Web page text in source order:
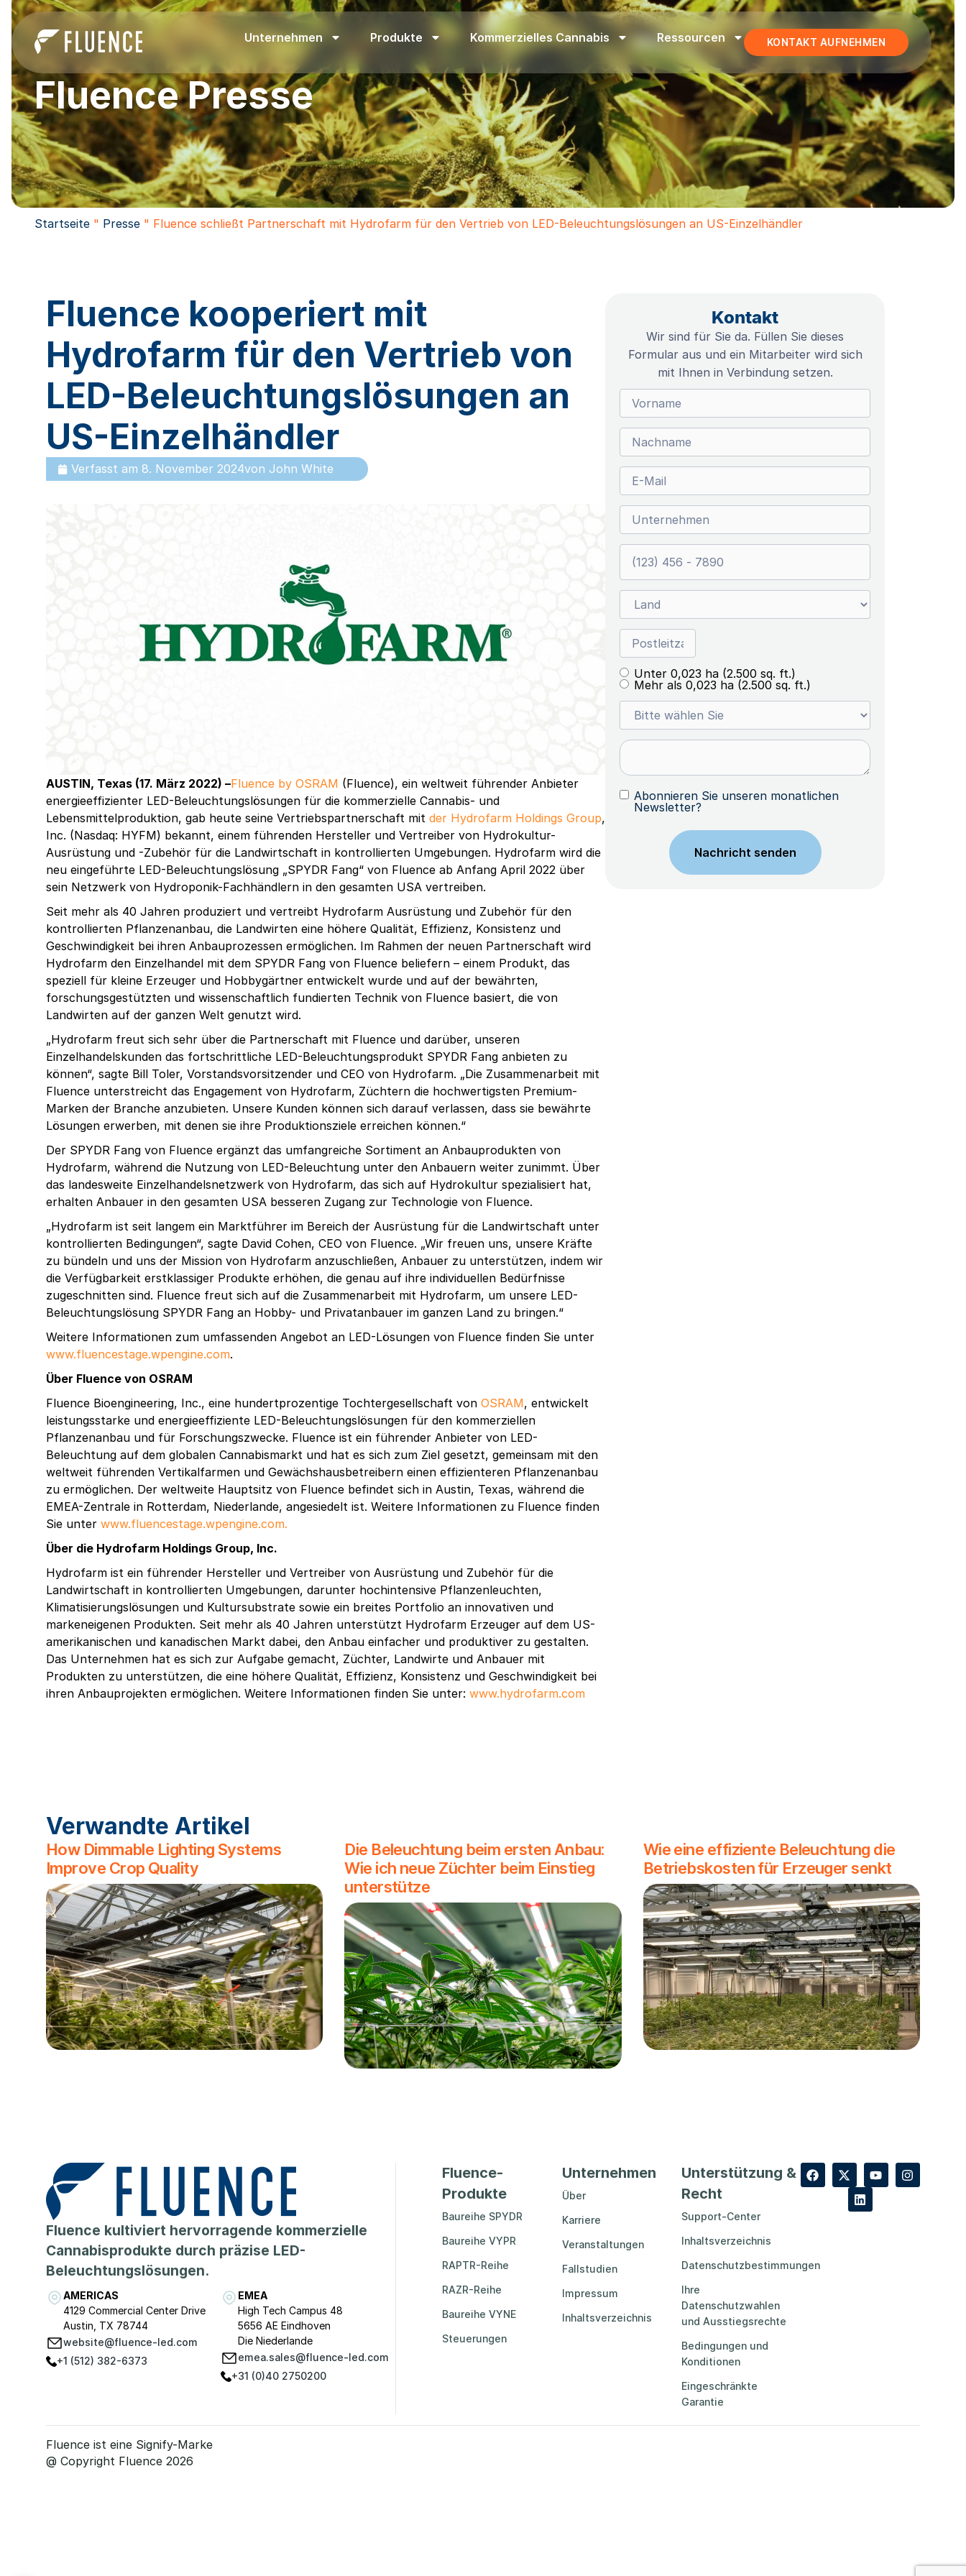
Unternehmen Produkte Kommerzielles Cannabis Ressourcen KONTAKT AUFNEHMEN
Fluence Presse
Startseite " Presse " Fluence schließt Partnerschaft mit Hydrofarm für den Vertrieb von LED-Beleuchtungslösungen an US-Einzelhändler
Fluence kooperiert mit
Hydrofarm für den Vertrieb von
LED-Beleuchtungslösungen an
US-Einzelhändler
Verfasst am 8. November 2024von John White
AUSTIN, Texas (17. März 2022) –Fluence by OSRAM (Fluence), ein weltweit führender Anbieter
energieeffizienter LED-Beleuchtungslösungen für die kommerzielle Cannabis- und
Lebensmittelproduktion, gab heute seine Vertriebspartnerschaft mit der Hydrofarm Holdings Group,
Inc. (Nasdaq: HYFM) bekannt, einem führenden Hersteller und Vertreiber von Hydrokultur-
Ausrüstung und -Zubehör für die Landwirtschaft in kontrollierten Umgebungen. Hydrofarm wird die
neu eingeführte LED-Beleuchtungslösung „SPYDR Fang“ von Fluence ab Anfang April 2022 über
sein Netzwerk von Hydroponik-Fachhändlern in den gesamten USA vertreiben.
Seit mehr als 40 Jahren produziert und vertreibt Hydrofarm Ausrüstung und Zubehör für den
kontrollierten Pflanzenanbau, die Landwirten eine höhere Qualität, Effizienz, Konsistenz und
Geschwindigkeit bei ihren Anbauprozessen ermöglichen. Im Rahmen der neuen Partnerschaft wird
Hydrofarm den Einzelhandel mit dem SPYDR Fang von Fluence beliefern – einem Produkt, das
speziell für kleine Erzeuger und Hobbygärtner entwickelt wurde und auf der bewährten,
forschungsgestützten und wissenschaftlich fundierten Technik von Fluence basiert, die von
Landwirten auf der ganzen Welt genutzt wird.
„Hydrofarm freut sich sehr über die Partnerschaft mit Fluence und darüber, unseren
Einzelhandelskunden das fortschrittliche LED-Beleuchtungsprodukt SPYDR Fang anbieten zu
können“, sagte Bill Toler, Vorstandsvorsitzender und CEO von Hydrofarm. „Die Zusammenarbeit mit
Fluence unterstreicht das Engagement von Hydrofarm, Züchtern die hochwertigsten Premium-
Marken der Branche anzubieten. Unsere Kunden können sich darauf verlassen, dass sie bewährte
Lösungen erwerben, mit denen sie ihre Produktionsziele erreichen können.“
Der SPYDR Fang von Fluence ergänzt das umfangreiche Sortiment an Anbauprodukten von
Hydrofarm, während die Nutzung von LED-Beleuchtung unter den Anbauern weiter zunimmt. Über
das landesweite Einzelhandelsnetzwerk von Hydrofarm, das sich auf Hydrokultur spezialisiert hat,
erhalten Anbauer in den gesamten USA besseren Zugang zur Technologie von Fluence.
„Hydrofarm ist seit langem ein Marktführer im Bereich der Ausrüstung für die Landwirtschaft unter
kontrollierten Bedingungen“, sagte David Cohen, CEO von Fluence. „Wir freuen uns, unsere Kräfte
zu bündeln und uns der Mission von Hydrofarm anzuschließen, Anbauer zu unterstützen, indem wir
die Verfügbarkeit erstklassiger Produkte erhöhen, die genau auf ihre individuellen Bedürfnisse
zugeschnitten sind. Fluence freut sich auf die Zusammenarbeit mit Hydrofarm, um unsere LED-
Beleuchtungslösung SPYDR Fang an Hobby- und Privatanbauer im ganzen Land zu bringen.“
Weitere Informationen zum umfassenden Angebot an LED-Lösungen von Fluence finden Sie unter
www.fluencestage.wpengine.com.
Über Fluence von OSRAM
Fluence Bioengineering, Inc., eine hundertprozentige Tochtergesellschaft von OSRAM, entwickelt
leistungsstarke und energieeffiziente LED-Beleuchtungslösungen für den kommerziellen
Pflanzenanbau und für Forschungszwecke. Fluence ist ein führender Anbieter von LED-
Beleuchtung auf dem globalen Cannabismarkt und hat es sich zum Ziel gesetzt, gemeinsam mit den
weltweit führenden Vertikalfarmen und Gewächshausbetreibern einen effizienteren Pflanzenanbau
zu ermöglichen. Der weltweite Hauptsitz von Fluence befindet sich in Austin, Texas, während die
EMEA-Zentrale in Rotterdam, Niederlande, angesiedelt ist. Weitere Informationen zu Fluence finden
Sie unter www.fluencestage.wpengine.com.
Über die Hydrofarm Holdings Group, Inc.
Hydrofarm ist ein führender Hersteller und Vertreiber von Ausrüstung und Zubehör für die
Landwirtschaft in kontrollierten Umgebungen, darunter hochintensive Pflanzenleuchten,
Klimatisierungslösungen und Kultursubstrate sowie ein breites Portfolio an innovativen und
markeneigenen Produkten. Seit mehr als 40 Jahren unterstützt Hydrofarm Erzeuger auf dem US-
amerikanischen und kanadischen Markt dabei, den Anbau einfacher und produktiver zu gestalten.
Das Unternehmen hat es sich zur Aufgabe gemacht, Züchter, Landwirte und Anbauer mit
Produkten zu unterstützen, die eine höhere Qualität, Effizienz, Konsistenz und Geschwindigkeit bei
ihren Anbauprojekten ermöglichen. Weitere Informationen finden Sie unter: www.hydrofarm.com
Kontakt
Wir sind für Sie da. Füllen Sie dieses
Formular aus und ein Mitarbeiter wird sich
mit Ihnen in Verbindung setzen.
Unter 0,023 ha (2.500 sq. ft.)
Mehr als 0,023 ha (2.500 sq. ft.)
Abonnieren Sie unseren monatlichen
Newsletter?
Verwandte Artikel
How Dimmable Lighting Systems
Improve Crop Quality
Die Beleuchtung beim ersten Anbau:
Wie ich neue Züchter beim Einstieg
unterstütze
Wie eine effiziente Beleuchtung die
Betriebskosten für Erzeuger senkt
Fluence kultiviert hervorragende kommerzielle
Cannabisprodukte durch präzise LED-
Beleuchtungslösungen.
AMERICAS
4129 Commercial Center Drive
Austin, TX 78744
website@fluence-led.com
+1 (512) 382-6373
EMEA
High Tech Campus 48
5656 AE Eindhoven
Die Niederlande
emea.sales@fluence-led.com
+31 (0)40 2750200
Fluence-
Produkte
Baureihe SPYDR
Baureihe VYPR
RAPTR-Reihe
RAZR-Reihe
Baureihe VYNE
Steuerungen
Unternehmen
Über
Karriere
Veranstaltungen
Fallstudien
Impressum
Inhaltsverzeichnis
Unterstützung &
Recht
Support-Center
Inhaltsverzeichnis
Datenschutzbestimmungen
Ihre
Datenschutzwahlen
und Ausstiegsrechte
Bedingungen und
Konditionen
Eingeschränkte
Garantie
Fluence ist eine Signify-Marke
@ Copyright Fluence 2026